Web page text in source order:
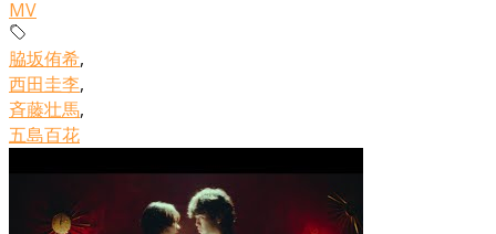
MV
脇坂侑希,
西田圭李,
斉藤壮馬,
五島百花